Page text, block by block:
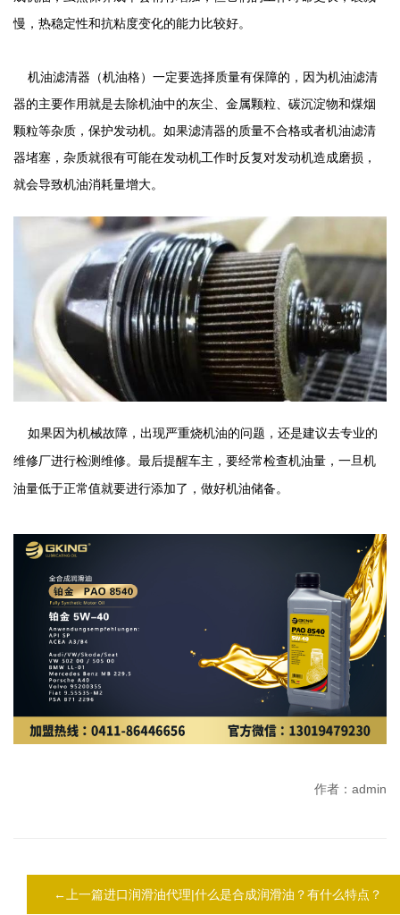
慢，热稳定性和抗粘度变化的能力比较好。
机油滤清器（机油格）一定要选择质量有保障的，因为机油滤清
器的主要作用就是去除机油中的灰尘、金属颗粒、碳沉淀物和煤烟
颗粒等杂质，保护发动机。如果滤清器的质量不合格或者机油滤清
器堵塞，杂质就很有可能在发动机工作时反复对发动机造成磨损，
就会导致机油消耗量增大。
如果因为机械故障，出现严重烧机油的问题，还是建议去专业的
维修厂进行检测维修。最后提醒车主，要经常检查机油量，一旦机
油量低于正常值就要进行添加了，做好机油储备。
作者：admin
←上一篇进口润滑油代理|什么是合成润滑油？有什么特点？